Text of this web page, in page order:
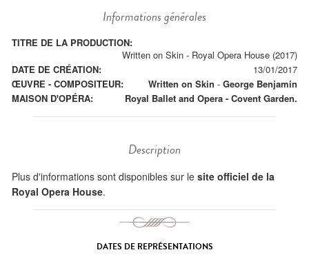
Informations générales
TITRE DE LA PRODUCTION:
Written on Skin - Royal Opera House (2017)
DATE DE CRÉATION:
13/01/2017
ŒUVRE - COMPOSITEUR:
Written on Skin - George Benjamin
MAISON D'OPÉRA:
Royal Ballet and Opera - Covent Garden.
Description
Plus d'informations sont disponibles sur le site officiel de la
Royal Opera House.
DATES DE REPRÉSENTATIONS